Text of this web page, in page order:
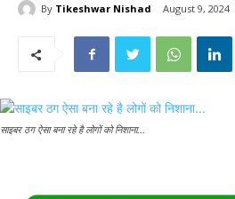
By Tikeshwar Nishad August 9, 2024
साइबर ठग ऐसा बना रहे है लोगों को निशाना...